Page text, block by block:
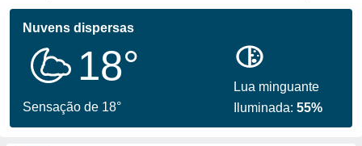
da
foi
fornecidas
a este
das
Nuvens dispersas
18°
Sensação de 18°
Lua minguante
Iluminada:55%